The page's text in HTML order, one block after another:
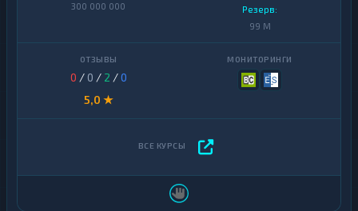
300 000 000
Резерв:
99 M
0 / 0 / 2 /0
5,0 ★